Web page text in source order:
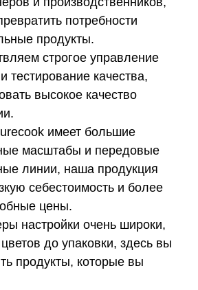
потребности
продукты.
строгое управление
тестирование качества,
высокое качество
имеет большие
масштабы и передовые
линии, наша продукция
себестоимость и более
цены.
настройки очень широки,
до упаковки, здесь вы
продукты, которые вы